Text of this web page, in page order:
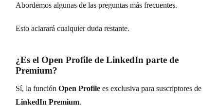
Abordemos algunas de las preguntas más frecuentes.
Esto aclarará cualquier duda restante.
¿Es el Open Profile de LinkedIn parte de
Premium?
Sí, la función Open Profile es exclusiva para suscriptores de
LinkedIn Premium.